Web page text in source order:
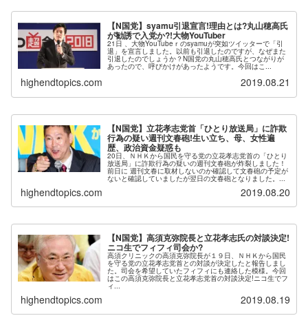
【N国党】syamu引退宣言!理由とは?丸山穂高氏
が勧誘で入党か?!大物YouTuber
21日 、大物YouTubeｒのsyamuが突如ツイッターで「引
退」を宣言しました。以前も引退したのですが、なぜまた
引退したのでしょうか？N国党の丸山穂高氏とつながりが
あったので、呼びかけがあったようです。今回はこ...
highendtopics.com 2019.08.21
【N国党】立花孝志党首「ひとり放送局」に詐欺
行為の疑い週刊文春砲!生い立ち、母、女性遍
歴、政治資金疑惑も
20日、ＮＨＫから国民を守る党の立花孝志党首の「ひとり
放送局」に詐欺行為の疑いの週刊文春砲が炸裂しました！
前日に 週刊文春に取材しないのか確認して文春砲の予定が
ないと確認していましたが翌日の文春砲となりました。...
highendtopics.com 2019.08.20
【N国党】高須克弥院長と立花孝志氏の対談決定!
ニコ生でフィフィ司会か?
高須クリニックの高須克弥院長が１９日、ＮＨＫから国民
を守る党の立花孝志党首との対談が決定したと報告しまし
た。司会を希望していたフィフィにも連絡した模様。今回
はこの高須克弥院長と立花孝志党首の対談決定!ニコ生でフ
ィ...
highendtopics.com 2019.08.19